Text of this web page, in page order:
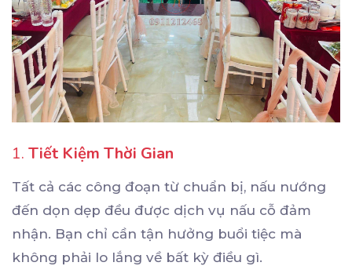
1. Tiết Kiệm Thời Gian
Tất cả các công đoạn từ chuẩn bị, nấu nướng
đến dọn dẹp đều được dịch vụ nấu cỗ đảm
nhận. Bạn chỉ cần tận hưởng buổi tiệc mà
không phải lo lắng về bất kỳ điều gì.